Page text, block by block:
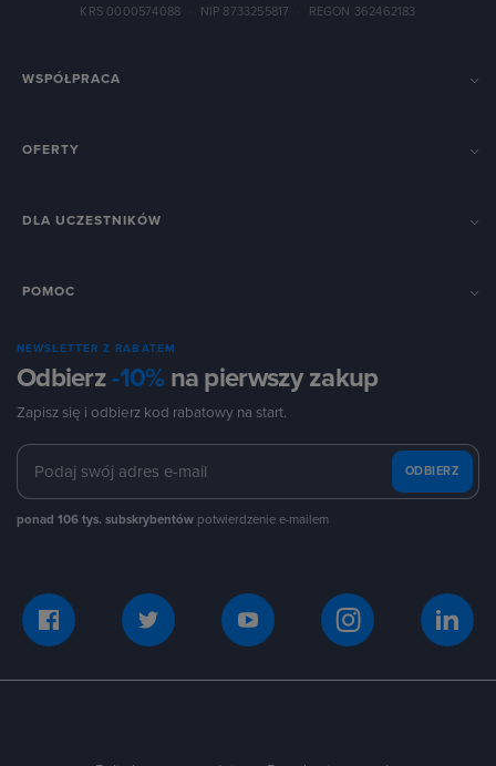
KRS 0000574088
NIP 8733255817 REGON 362462183
WSPÓŁPRACA
OFERTY
DLA UCZESTNIKÓW
POMOC
NEWSLETTER Z RABATEM
Odbierz-10%na pierwszy zakup
Zapisz się i odbierz kod rabatowy na start.
ODBIERZ
ponad 106 tys. subskrybentów potwierdzenie e-mailem